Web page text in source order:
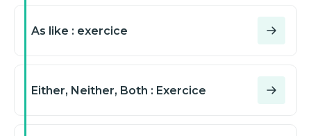
As like : exercice
Either, Neither, Both : Exercice